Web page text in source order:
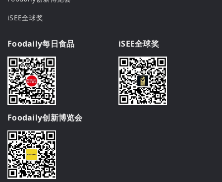
iSEE全球奖
Foodaily每日食品 iSEE全球奖
Foodaily创新博览会